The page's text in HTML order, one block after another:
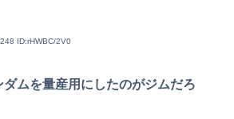
ID:rHWBC/2V0
ムを量産用にしたのがジムだろ